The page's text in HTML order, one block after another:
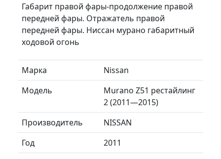
Габарит правой фары-продолжение правой
передней фары. Отражатель правой
передней фары. Ниссан мурано габаритный
ходовой огонь
Марка
Nissan
Модель
Murano Z51 рестайлинг
2 (2011—2015)
Производитель
NISSAN
Год
2011